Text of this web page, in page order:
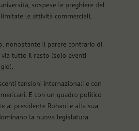
sospese le preghiere del
le attività commerciali,
nonostante il parere contrario di
via tutto il resto (solo eventi
tensioni internazionali e con
E con un quadro politico
al presidente Rohani e alla sua
la nuova legislatura